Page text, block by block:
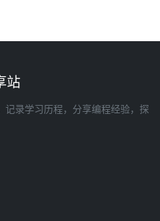
站
录学习历程，分享编程经验，探